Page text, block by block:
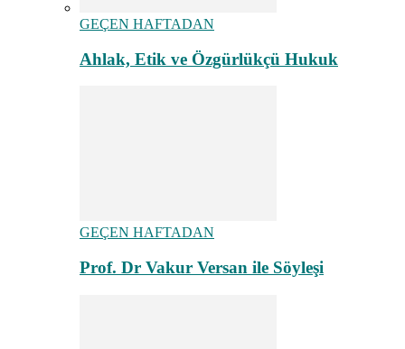
GEÇEN HAFTADAN
Ahlak, Etik ve Özgürlükçü Hukuk
GEÇEN HAFTADAN
Prof. Dr Vakur Versan ile Söyleşi